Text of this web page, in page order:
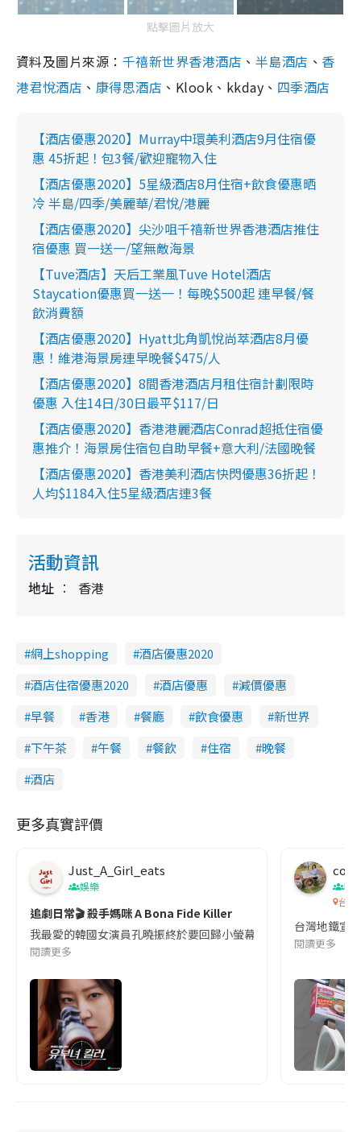
點擊圖片放大
資料及圖片來源： 千禧新世界香港酒店 、 半島酒店 、 香
港君悅酒店 、 康得思酒店 、Klook、kkday、 四季酒店
【酒店優惠2020】Murray中環美利酒店9月住宿優
惠 45折起！包3餐/歡迎寵物入住
【酒店優惠2020】5星級酒店8月住宿+飲食優惠晒
冷 半島/四季/美麗華/君悅/港麗
【酒店優惠2020】尖沙咀千禧新世界香港酒店推住
宿優惠 買一送一/望無敵海景
【Tuve酒店】天后工業風Tuve Hotel酒店
Staycation優惠買一送一！每晚$500起 連早餐/餐
飲消費額
【酒店優惠2020】Hyatt北角凱悅尚萃酒店8月優
惠！維港海景房連早晚餐$475/人
【酒店優惠2020】8間香港酒店月租住宿計劃限時
優惠 入住14日/30日最平$117/日
【酒店優惠2020】香港港麗酒店Conrad超抵住宿優
惠推介！海景房住宿包自助早餐+意大利/法國晚餐
【酒店優惠2020】香港美利酒店快閃優惠36折起！
人均$1184入住5星級酒店連3餐
活動資訊
地址 香港
網上shopping
酒店優惠2020
酒店住宿優惠2020
酒店優惠
減價優惠
早餐
香港 餐廳 飲食優惠
新世界
下午茶
午餐 餐飲 住宿
晚餐
酒店
更多真實評價
Just_A_Girl_eats
娛樂
追劇日常🎬 殺手媽咪 A Bona Fide Killer
我最愛的韓國女演員孔曉振終於要回歸小螢幕啦!這次的劇本改編
閱讀更多
co
吹
台灣
台灣地鐵宣
閱讀更多